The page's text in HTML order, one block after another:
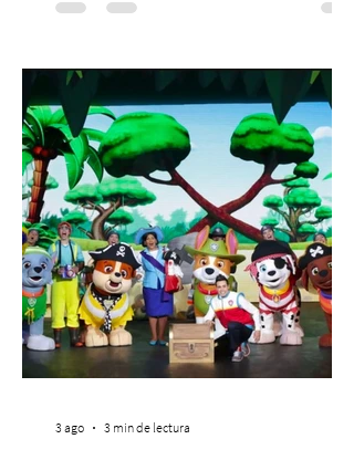
laboral en Chile. En un contexto donde el
experiencias laborales forman parte de la
realidad de miles de trabajadores, Trabajo
de Monos – Reflexiones de la Selva
Corporativa, del autor Mauricio Eduardo
Medina, ha trascendido el ámbito editorial
3 ago 3 min de lectura